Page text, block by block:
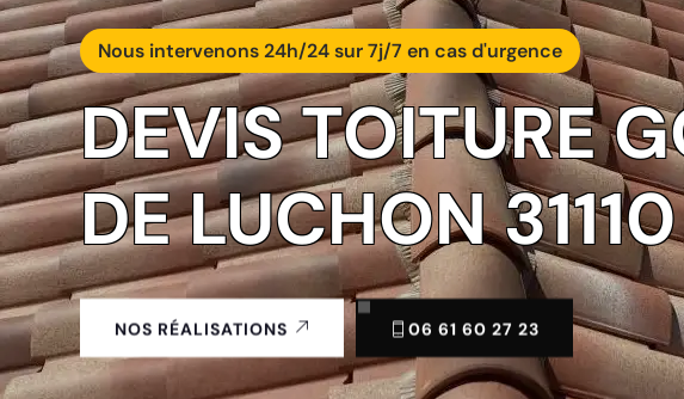
Nous intervenons 24h/24 sur 7j/7 en cas d'urgence
DEVIS TOITURE
DE LUCHON 31110
NOS RÉALISATIONS 06 61 60 27 23